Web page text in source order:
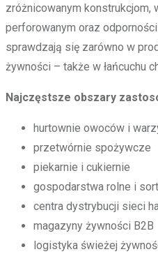
zróżnicowanym konstrukcjom,
perforowanym oraz
sprawdzają się zarówno w
żywności – także w łańcuchu
Najczęstsze obszary
hurtownie owoców i
przetwórnie spożywcze
piekarnie i cukiernie
gospodarstwa rolne i
centra dystrybucji sieci
magazyny żywności B2B
logistyka świeżej